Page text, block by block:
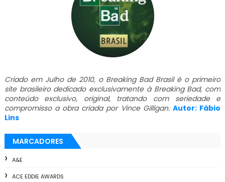
Criado em Julho de 2010, o Breaking Bad Brasil é o primeiro
site brasileiro dedicado exclusivamente à Breaking Bad, com
conteúdo exclusivo, original, tratando com seriedade e
compromisso a obra criada por Vince Gilligan. Autor: Fábio
Lins
MARCADORES
A&E
ACE EDDIE AWARDS